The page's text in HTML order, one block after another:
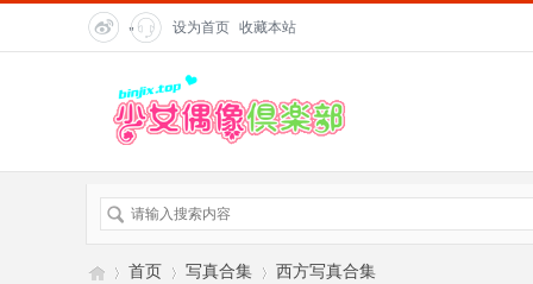
"
"在
线客
服">
设为首页 收藏本站
首页 写真合集 西方写真合集